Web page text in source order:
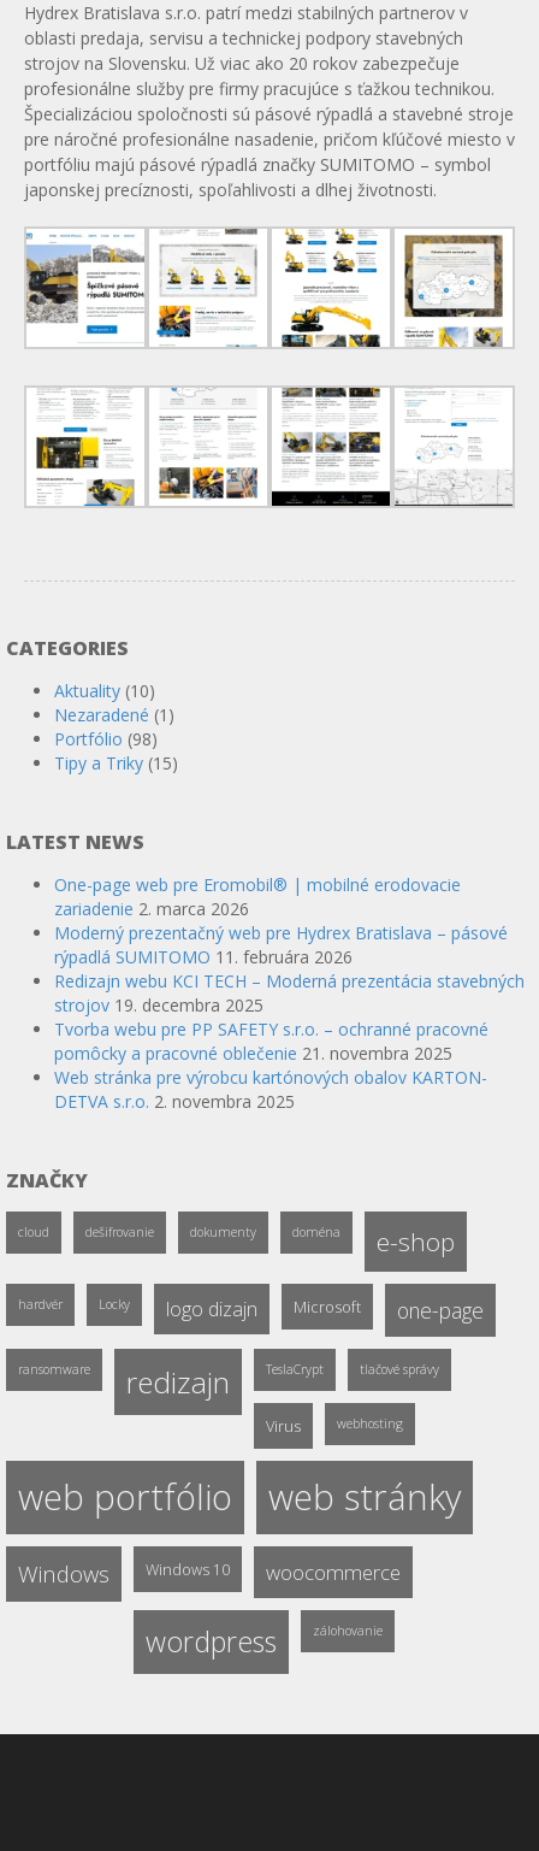
Hydrex Bratislava s.r.o. patrí medzi stabilných partnerov v
oblasti predaja, servisu a technickej podpory stavebných
strojov na Slovensku. Už viac ako 20 rokov zabezpečuje
profesionálne služby pre firmy pracujúce s ťažkou technikou.
Špecializáciou spoločnosti sú pásové rýpadlá a stavebné stroje
pre náročné profesionálne nasadenie, pričom kľúčové miesto v
portfóliu majú pásové rýpadlá značky SUMITOMO – symbol
japonskej precíznosti, spoľahlivosti a dlhej životnosti.
CATEGORIES
Aktuality (10)
Nezaradené (1)
Portfólio (98)
Tipy a Triky (15)
LATEST NEWS
One-page web pre Eromobil® | mobilné erodovacie
zariadenie 2. marca 2026
Moderný prezentačný web pre Hydrex Bratislava – pásové
rýpadlá SUMITOMO 11. februára 2026
Redizajn webu KCI TECH – Moderná prezentácia stavebných
strojov 19. decembra 2025
Tvorba webu pre PP SAFETY s.r.o. – ochranné pracovné
pomôcky a pracovné oblečenie 21. novembra 2025
Web stránka pre výrobcu kartónových obalov KARTON-
DETVA s.r.o. 2. novembra 2025
ZNAČKY
cloud dešifrovanie dokumenty doména e-shop
hardvér Locky logo dizajn Microsoft one-page
ransomware redizajn TeslaCrypt tlačové správy
Virus webhosting
web portfólio web stránky
Windows Windows 10 woocommerce
wordpress zálohovanie